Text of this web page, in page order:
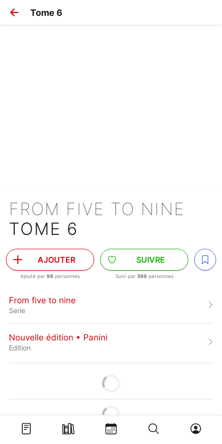
Tome 6
FROM FIVE TO NINE
TOME 6
AJOUTER
Ajouté par 98 personnes
SUIVRE
Suivi par 596 personnes
From five to nine
Serie
Nouvelle édition • Panini
Edition